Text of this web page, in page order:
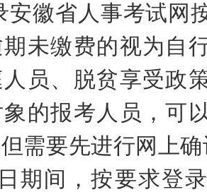
安徽省人事考试网
未缴费的视为自
员、脱贫享受政
的报考人员，可
需要先进行网上
日期间，按要求登